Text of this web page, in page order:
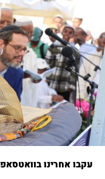
עקבו אחרינו בוואטסאפ